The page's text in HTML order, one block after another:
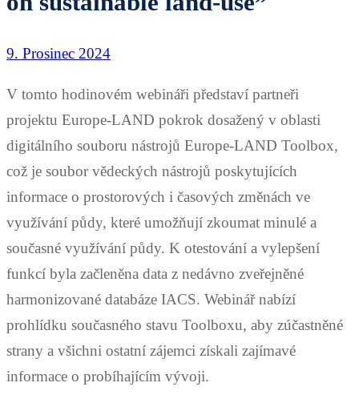
9. Prosinec 2024
V tomto hodinovém webináři představí partneři
projektu Europe-LAND pokrok dosažený v oblasti
digitálního souboru nástrojů Europe-LAND Toolbox,
což je soubor vědeckých nástrojů poskytujících
informace o prostorových i časových změnách ve
využívání půdy, které umožňují zkoumat minulé a
současné využívání půdy. K otestování a vylepšení
funkcí byla začleněna data z nedávno zveřejněné
harmonizované databáze IACS. Webinář nabízí
prohlídku současného stavu Toolboxu, aby zúčastněné
strany a všichni ostatní zájemci získali zajímavé
informace o probíhajícím vývoji.